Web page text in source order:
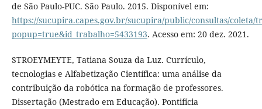
de São Paulo-PUC. São Paulo. 2015. Disponível em:
https://sucupira.capes.gov.br/sucupira/public/consultas/coleta/
popup=true&id_trabalho=5433193. Acesso em: 20 dez. 2021.
STROEYMEYTE, Tatiana Souza da Luz. Currículo,
tecnologias e Alfabetização Científica: uma análise da
contribuição da robótica na formação de professores.
Dissertação (Mestrado em Educação). Pontifícia